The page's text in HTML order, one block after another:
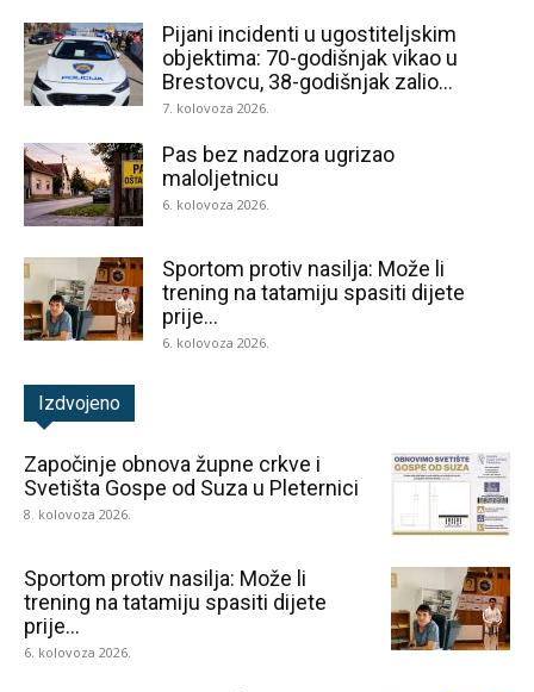
Pijani incidenti u ugostiteljskim
objektima: 70-godišnjak vikao u
Brestovcu, 38-godišnjak zalio...
7. kolovoza 2026.
Pas bez nadzora ugrizao
maloljetnicu
6. kolovoza 2026.
Sportom protiv nasilja: Može li
trening na tatamiju spasiti dijete
prije...
6. kolovoza 2026.
Izdvojeno
Započinje obnova župne crkve i
Svetišta Gospe od Suza u Pleternici
8. kolovoza 2026.
Sportom protiv nasilja: Može li
trening na tatamiju spasiti dijete
prije...
6. kolovoza 2026.